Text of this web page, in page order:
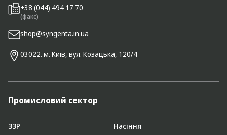
+38 (044) 494 17 70
(факс)
shop@syngenta.in.ua
03022. м. Київ, вул. Козацька, 120/4
Промисловий сектор
ЗЗР
Насіння